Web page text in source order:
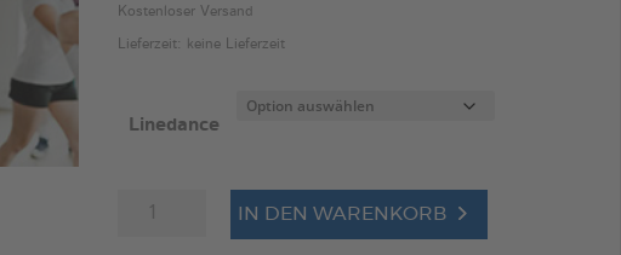
Behindertensport
Fitness-Center
Kostenloser Versand
Lieferzeit: keine Lieferzeit
Linedance
Kurs:
IN DEN WARENKORB